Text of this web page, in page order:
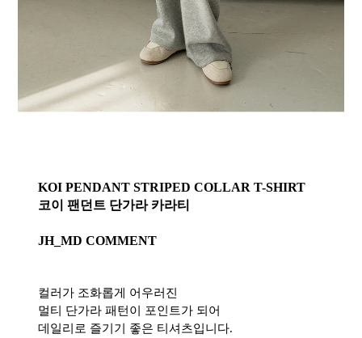
KOI PENDANT STRIPED COLLAR T-SHIRT
코이 팬던트 단가라 카라티
JH_MD COMMENT
컬러가 조화롭게 어우러진
멀티 단가라 패턴이 포인트가 되어
데일리로 즐기기 좋은 티셔츠입니다.